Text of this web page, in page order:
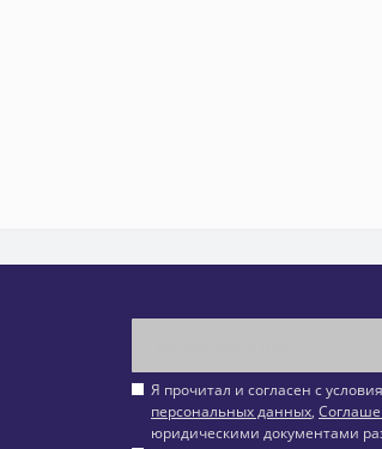
Я прочитал и согласен с
персональных данных,
юридическими документами